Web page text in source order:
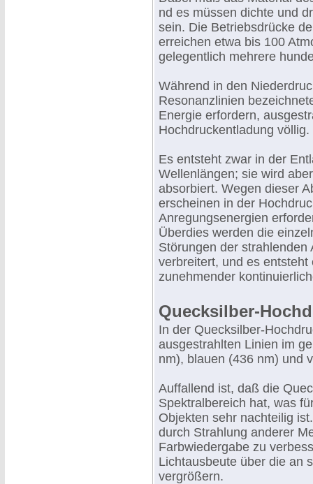
nd es müssen dichte und
sein. Die Betriebsdrücke
erreichen etwa bis 100
gelegentlich mehrere
Während in den
Resonanzlinien
Energie erfordern,
Hochdruckentladung völlig.
Es entsteht zwar in der
Wellenlängen; sie wird
absorbiert. Wegen dieser
erscheinen in der
Anregungsenergien
Überdies werden die
Störungen der
verbreitert, und es
zunehmender
Quecksilber-
In der Quecksilber-
ausgestrahlten Linien im
nm), blauen (436 nm) und
Auffallend ist, daß die
Spektralbereich hat, was
Objekten sehr nachteilig
durch Strahlung anderer
Farbwiedergabe zu
Lichtausbeute über die an
vergrößern.